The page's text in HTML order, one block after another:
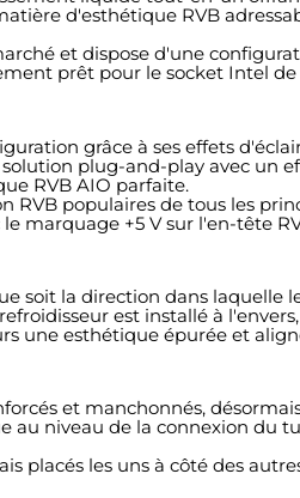
d'esthétique RVB
et dispose d'une
prêt pour le socket Intel
grâce à ses effets
plug-and-play avec un
RVB AIO parfaite.
populaires de tous les
marquage +5 V sur l'en-tête
soit la direction dans laquelle
est installé à
une esthétique épurée et
et manchonnés,
au niveau de la connexion
placés les uns à côté des